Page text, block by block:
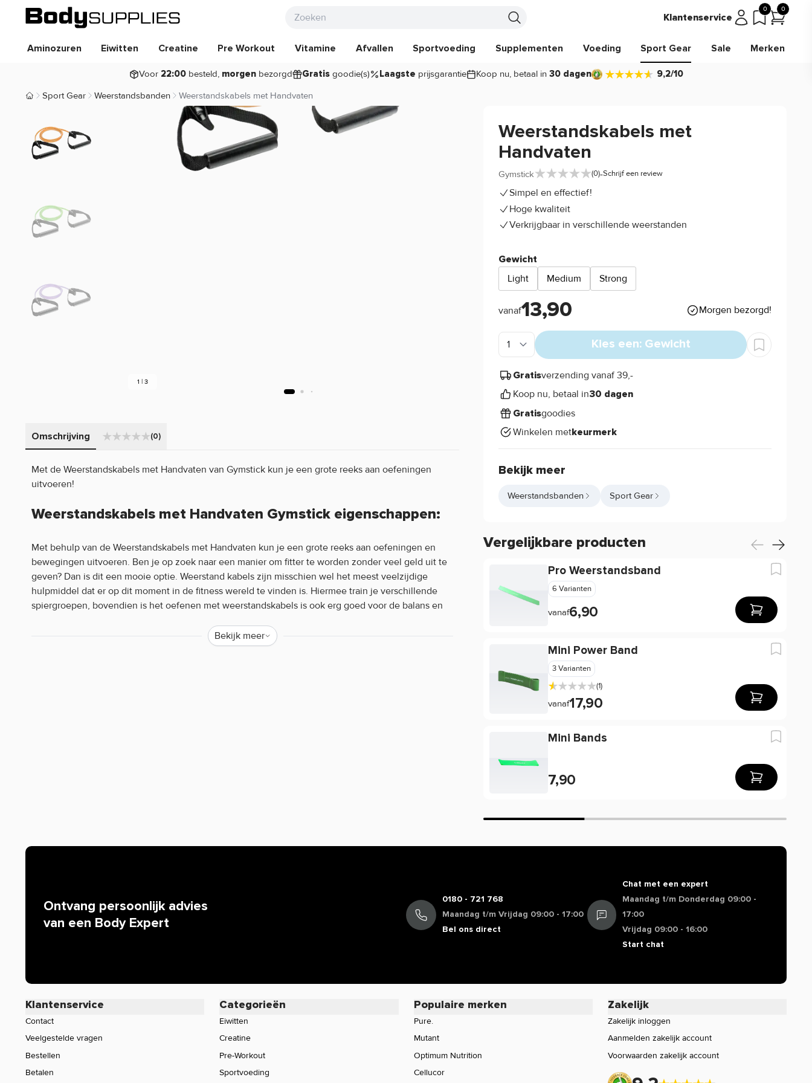
Klantenservice
0 0
Aminozuren Eiwitten Creatine Pre Workout Vitamine Afvallen Sportvoeding Supplementen Voeding Sport Gear Sale Merken
Voor 22:00besteld, morgenbezorgd Gratisgoodie(s) Laagste prijsgarantie Koop nu, betaal in 30 dagen 9,2/10
Body Supplies | Sportvoeding en Supplementen
Sport Gear Weerstandsbanden Weerstandskabels met Handvaten
Weerstandskabels met
Handvaten
Gymstick (0)-Schrijf een review
Simpel en effectief!
Hoge kwaliteit
Verkrijgbaar in verschillende weerstanden
Gewicht
Light Medium Strong
vanaf13,90 Morgen bezorgd!
Kies een: Gewicht
Gratisverzending vanaf 39,-
Koop nu, betaal in30 dagen
Gratisgoodies
Winkelen metkeurmerk
Bekijk meer
Weerstandsbanden Sport Gear
Vergelijkbare producten
Pro Weerstandsband
6 Varianten
vanaf6,90
Mini Power Band
3 Varianten
(1)
vanaf17,90
Mini Bands
7,90
1 | 3
Omschrijving (0)
Met de Weerstandskabels met Handvaten van Gymstick kun je een grote reeks aan oefeningen
uitvoeren!
Weerstandskabels met Handvaten Gymstick eigenschappen:
Met behulp van de Weerstandskabels met Handvaten kun je een grote reeks aan oefeningen en
bewegingen uitvoeren. Ben je op zoek naar een manier om fitter te worden zonder veel geld uit te
geven? Dan is dit een mooie optie. Weerstand kabels zijn misschien wel het meest veelzijdige
hulpmiddel dat er op dit moment in de fitness wereld te vinden is. Hiermee train je verschillende
spiergroepen, bovendien is het oefenen met weerstandskabels is ook erg goed voor de balans en
De Weerstandskabels met Handvaten van Gymstick zijn zowel voor thuisgebruik als professioneel
Bekijk meer
Ontvang persoonlijk advies
van een Body Expert
0180 - 721 768
Maandag t/m Vrijdag 09:00 - 17:00
Bel ons direct
Chat met een expert
Maandag t/m Donderdag 09:00 -
17:00
Vrijdag 09:00 - 16:00
Start chat
Klantenservice
Contact
Veelgestelde vragen
Bestellen
Betalen
Categorieën
Eiwitten
Creatine
Pre-Workout
Sportvoeding
Populaire merken
Pure.
Mutant
Optimum Nutrition
Cellucor
Zakelijk
Zakelijk inloggen
Aanmelden zakelijk account
Voorwaarden zakelijk account